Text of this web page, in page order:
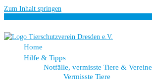
Zum Inhalt springen
Home
Hilfe & Tipps
Notfälle, vermisste Tiere & Vereine
Vermisste Tiere